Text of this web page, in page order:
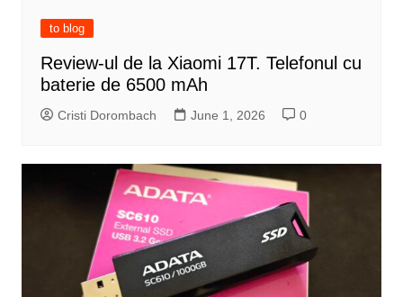
to blog
Review-ul de la Xiaomi 17T. Telefonul cu
baterie de 6500 mAh
Cristi Dorombach June 1, 2026 0